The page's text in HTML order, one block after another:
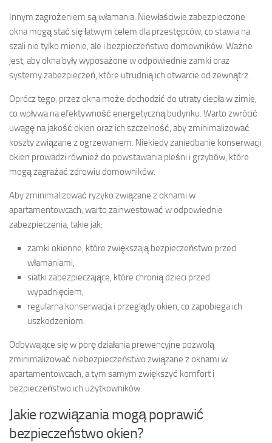
Innym zagrożeniem są włamania. Niewłaściwie zabezpieczone
okna mogą stać się łatwym celem dla przestępców, co stawia na
szali nie tylko mienie, ale i bezpieczeństwo domowników. Ważne
jest, aby okna były wyposażone w odpowiednie zamki oraz
systemy zabezpieczeń, które utrudnią ich otwarcie od zewnątrz.
Oprócz tego, przez okna może dochodzić do utraty ciepła w zimie,
co wpływa na efektywność energetyczną budynku. Warto zwrócić
uwagę na jakość okien oraz ich szczelność, aby zminimalizować
koszty związane z ogrzewaniem. Niekiedy zaniedbanie konserwacji
okien prowadzi również do powstawania pleśni i grzybów, które
mogą zagrażać zdrowiu domowników.
Aby zminimalizować ryzyko związane z oknami w
apartamentowcach, warto zainwestować w odpowiednie
zabezpieczenia, takie jak:
zamki okienne, które zwiększają bezpieczeństwo przed
włamaniami,
siatki zabezpieczające, które chronią dzieci przed
wypadnięciem,
regularna konserwacja i przeglądy okien, co zapobiega ich
uszkodzeniom.
Odbywające się w porę działania prewencyjne pozwolą
zminimalizować niebezpieczeństwo związane z oknami w
apartamentowcach, a tym samym zwiększyć komfort i
bezpieczeństwo ich użytkowników.
Jakie rozwiązania mogą poprawić
bezpieczeństwo okien?